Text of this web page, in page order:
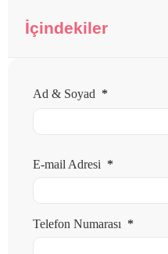
İçindekiler
Ad & Soyad *
E-mail Adresi *
Telefon Numarası *